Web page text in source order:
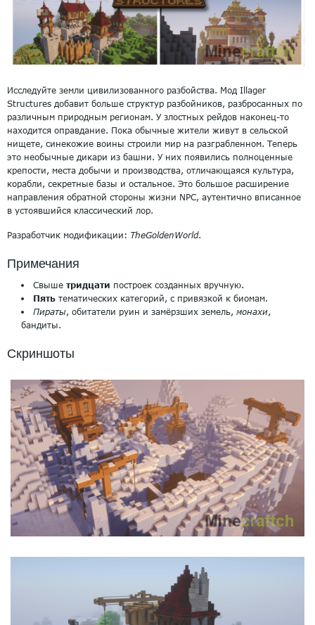
Исследуйте земли цивилизованного разбойства. Мод Illager
Structures добавит больше структур разбойников, разбросанных по
различным природным регионам. У злостных рейдов наконец-то
находится оправдание. Пока обычные жители живут в сельской
нищете, синекожие воины строили мир на разграбленном. Теперь
это необычные дикари из башни. У них появились полноценные
крепости, места добычи и производства, отличающаяся культура,
корабли, секретные базы и остальное. Это большое расширение
направления обратной стороны жизни NPC, аутентично вписанное
в устоявшийся классический лор.
Разработчик модификации: TheGoldenWorld.
Примечания
Свыше тридцати построек созданных вручную.
Пять тематических категорий, с привязкой к биомам.
Пираты, обитатели руин и замёрзших земель, монахи,
бандиты.
Скриншоты